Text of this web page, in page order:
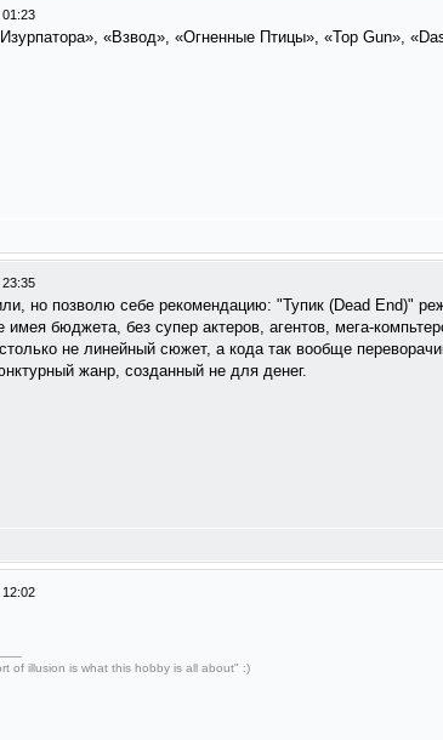
«Взвод», «Огненные Птицы», «Top Gun»,
но позволю себе рекомендацию: "Тупик (Dead End)"
бюджета, без супер актеров, агентов, мега-
не линейный сюжет, а кода так вообще
жанр, созданный не для денег.
of illusion is what this hobby is all about" :)